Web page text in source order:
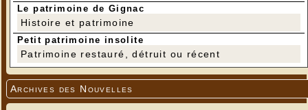
Le patrimoine de Gignac
Histoire et patrimoine
Petit patrimoine insolite
Patrimoine restauré, détruit ou récent
Archives des Nouvelles